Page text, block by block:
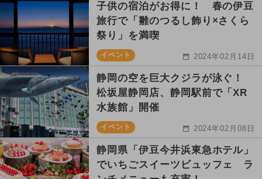
子供の宿泊がお得に！ 春の伊豆
旅行で「雛のつるし飾り×さくら
祭り」を満喫
イベント 2024年02月14日
静岡の空を巨大クジラが泳ぐ！
松坂屋静岡店、静岡駅前で「XR
水族館」開催
イベント 2024年02月08日
静岡県「伊豆今井浜東急ホテル」
でいちごスイーツビュッフェ ラ